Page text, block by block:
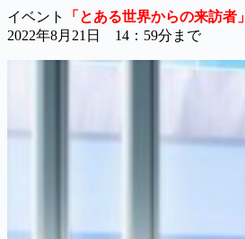
イベント
「とある世界からの来訪者」
2022年8月21日 14：59分まで